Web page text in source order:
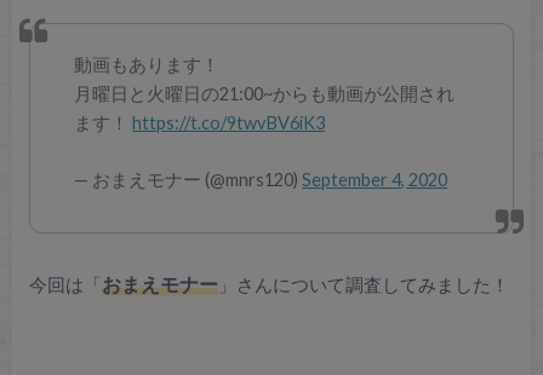
動画もあります！
月曜日と火曜日の21:00~からも動画が公開され
ます！https://t.co/9twvBV6iK3
— おまえモナー (@mnrs120)September 4, 2020
今回は「おまえモナー」さんについて調査してみました！